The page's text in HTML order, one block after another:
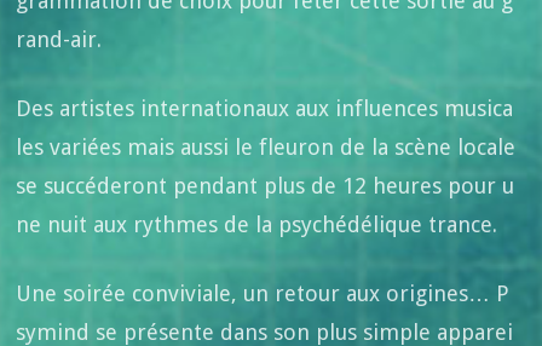
rand-air.
Des artistes internationaux aux influences musica
les variées mais aussi le fleuron de la scène locale
se succéderont pendant plus de 12 heures pour u
ne nuit aux rythmes de la psychédélique trance.
Une soirée conviviale, un retour aux origines… P
symind se présente dans son plus simple apparei